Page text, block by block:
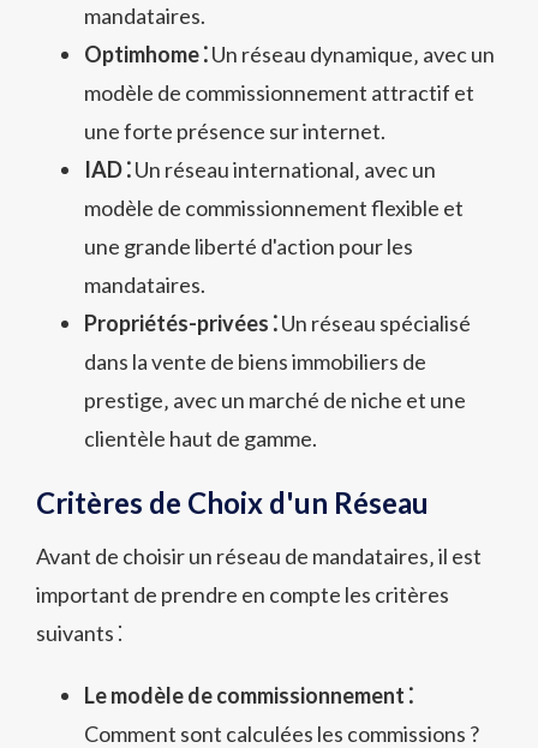
mandataires.
Optimhome ⁚Un réseau dynamique‚ avec un
modèle de commissionnement attractif et
une forte présence sur internet.
IAD ⁚Un réseau international‚ avec un
modèle de commissionnement flexible et
une grande liberté d'action pour les
mandataires.
Propriétés-privées ⁚Un réseau spécialisé
dans la vente de biens immobiliers de
prestige‚ avec un marché de niche et une
clientèle haut de gamme.
Critères de Choix d'un Réseau
Avant de choisir un réseau de mandataires‚ il est
important de prendre en compte les critères
suivants ⁚
Le modèle de commissionnement ⁚
Comment sont calculées les commissions ?